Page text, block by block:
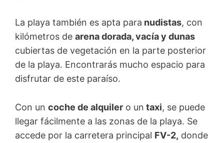
La playa también es apta para nudistas, con
kilómetros de arena dorada, vacía y dunas
cubiertas de vegetación en la parte posterior
de la playa. Encontrarás mucho espacio para
disfrutar de este paraíso.
Con un coche de alquiler o un taxi, se puede
llegar fácilmente a las zonas de la playa. Se
accede por la carretera principal FV-2, donde